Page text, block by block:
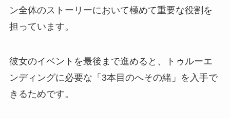
ン全体のストーリーにおいて極めて重要な役割を
担っています。
彼女のイベントを最後まで進めると、トゥルーエ
ンディングに必要な「3本目のへその緒」を入手で
きるためです。